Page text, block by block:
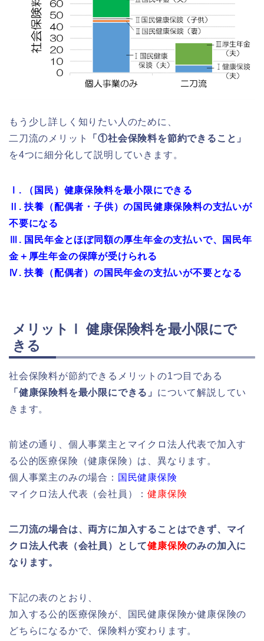
もう少し詳しく知りたい人のために、
二刀流のメリット
「①社会保険料を節約できること」
を4つに細分化して説明していきます。
. （国民）健康保険料を最小限にできる
Ⅱ. 扶養（配偶者・子供）の国民健康保険料の支払いが
不要になる
Ⅲ. 国民年金とほぼ同額の厚生年金の支払いで、国民年
金＋厚生年金の保障が受けられる
Ⅳ. 扶養（配偶者）の国民年金の支払いが不要となる
メリットⅠ 健康保険料を最小限にで
きる
社会保険料が節約できるメリットの1つ目である
「健康保険料を最小限にできる」 について解説してい
きます。
前述の通り、個人事業主とマイクロ法人代表で加入す
る公的医療保険（健康保険）は、異なります。
個人事業主のみの場合： 国民健康保険
マイクロ法人代表（会社員）：健康保険
二刀流の場合は、両方に加入することはできず、マイ
クロ法人代表（会社員）として健康保険のみの加入に
なります。
下記の表のとおり、
加入する公的医療保険が、国民健康保険か健康保険の
どちらになるかで、保険料が変わります。